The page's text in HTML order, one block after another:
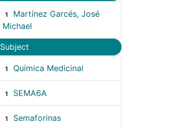
1
Martínez Garcés, José
Michael
Subject
1 Química Medicinal
1 SEMA6A
1 Semaforinas